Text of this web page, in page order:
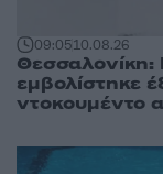
09:0510.08.26
Θεσσαλονίκη:
εμβολίστηκε
ντοκουμέντο